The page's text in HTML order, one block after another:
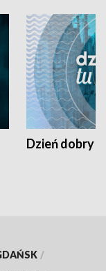
Dzień dobry
/